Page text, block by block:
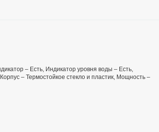
– Есть, Индикатор уровня воды – Есть,
– Термостойкое стекло и пластик, Мощность –